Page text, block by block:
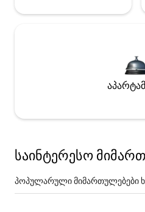
საინტერესო
პოპულარული მიმართულებები